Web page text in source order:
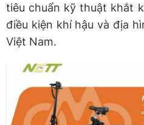
tiêu chuẩn kỹ thuật khắt
điều kiện khí hậu và địa
Việt Nam.